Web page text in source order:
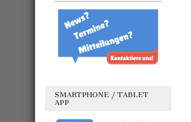
SMARTPHONE / TABLET
APP